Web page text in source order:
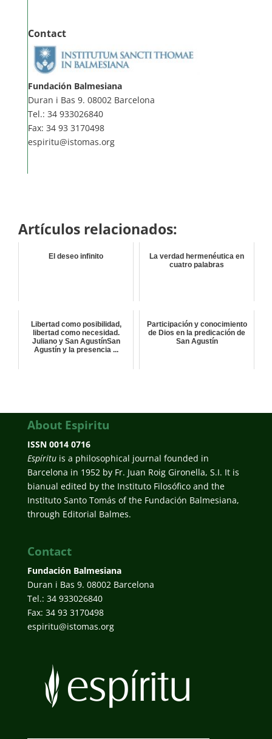
Contact
Fundación Balmesiana
Duran i Bas 9. 08002 Barcelona
Tel.: 34 933026840
Fax: 34 93 3170498
espiritu@istomas.org
Artículos relacionados:
El deseo infinito
La verdad hermenéutica en
cuatro palabras
Libertad como posibilidad,
libertad como necesidad.
Juliano y San AgustínSan
Agustín y la presencia ...
Participación y conocimiento
de Dios en la predicación de
San Agustín
About Espiritu
ISSN 0014 0716
Espírituis a philosophical journal founded in
Barcelona in 1952 by Fr. Juan Roig Gironella, S.I. It is
bianual edited by the Instituto Filosófico and the
Instituto Santo Tomás of the Fundación Balmesiana,
through Editorial Balmes.
Contact
Fundación Balmesiana
Duran i Bas 9. 08002 Barcelona
Tel.: 34 933026840
Fax: 34 93 3170498
espiritu@istomas.org